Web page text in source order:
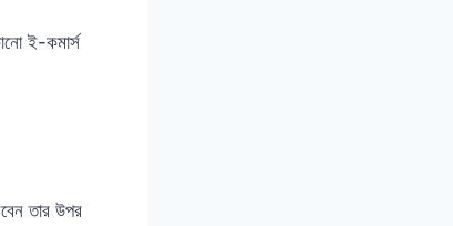
ই-কমার্স
তার উপর